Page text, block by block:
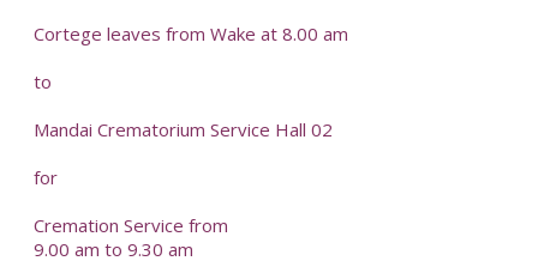
Cortege leaves from Wake at 8.00 am
to
Mandai Crematorium Service Hall 02
for
Cremation Service from
9.00 am to 9.30 am